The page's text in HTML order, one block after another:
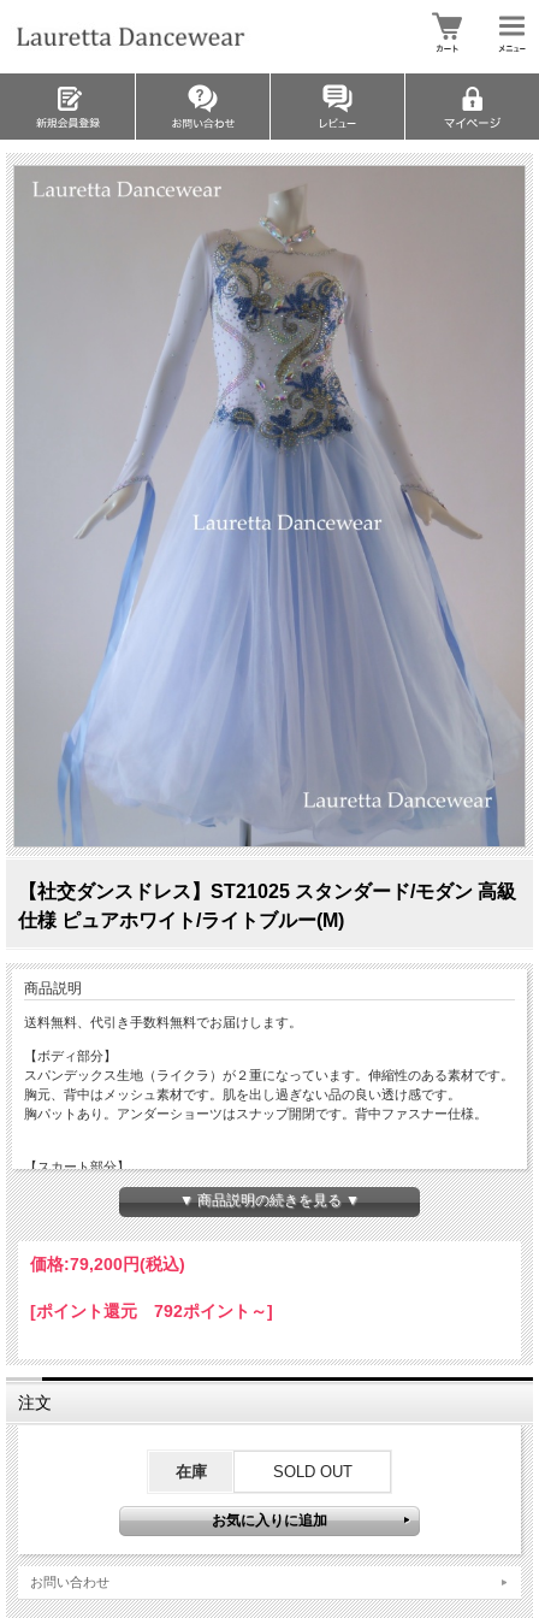
【社交ダンスドレス】ST21025 スタンダード/モダン 高級
仕様 ピュアホワイト/ライトブルー(M)
商品説明
送料無料、代引き手数料無料でお届けします。
【ボディ部分】
スパンデックス生地（ライクラ）が２重になっています。伸縮性のある素材です。
胸元、背中はメッシュ素材です。肌を出し過ぎない品の良い透け感です。
胸パットあり。アンダーショーツはスナップ開閉です。背中ファスナー仕様。
【スカート部分】
内側からサテンが１枚、オーガンジー２枚、シフォン1枚の4枚重ねです。
更に裾の内側にはフリルを2段とホースヘアをほどこしました。
裾周りは生地をたっふり使っていますのでふんわりとして大きく広がります。
当店自慢のドレスです。お薦めです。
ライトブルー/SS20
チェコ製の高品質ガラスラインストーンを使用
クリスタルオーロラ 高品質ガラスストーン使用
【ウエスト】64～70cm
【ヒップ】 ～95cm
【ドレス丈】約126cm (肩からスカート裾まで）
▼ 商品説明の続きを見る ▼
価格:79,200円(税込)
[ポイント還元 792ポイント～]
注文
在庫 SOLD OUT
お問い合わせ